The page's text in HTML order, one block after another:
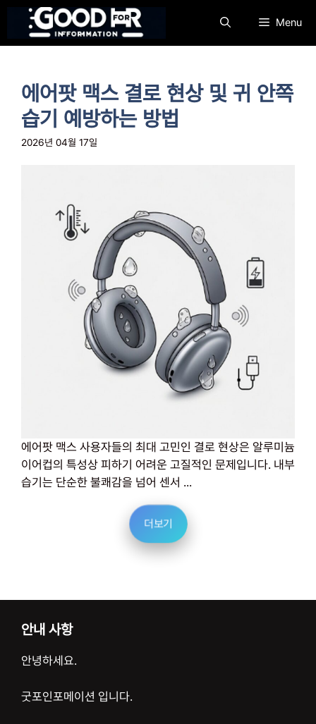
츠
Menu
에어팟 맥스 결로 현상 및 귀 안쪽
습기 예방하는 방법
2026년 04월 17일
에어팟 맥스 사용자들의 최대 고민인 결로 현상은 알루미늄
이어컵의 특성상 피하기 어려운 고질적인 문제입니다. 내부
습기는 단순한 불쾌감을 넘어 센서 ...
더보기
안내 사항
안녕하세요.
굿포인포메이션 입니다.